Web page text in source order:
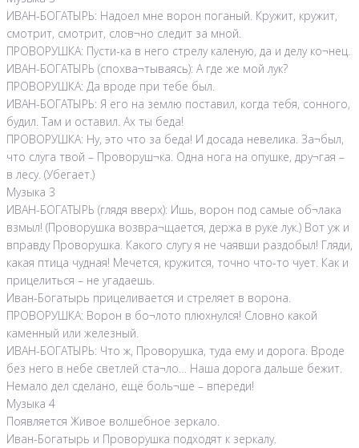
ИВАН-БОГАТЫРЬ: Надоел мне ворон поганый. Кружит, кружит,
смотрит, смотрит, слов¬но следит за мной.
ПРОВОРУШКА: Пусти-ка в него стрелу каленую, да и делу ко¬нец.
ИВАН-БОГАТЫРЬ (спохва¬тываясь): А где же мой лук?
ПРОВОРУШКА: Да вроде при тебе был.
ИВАН-БОГАТЫРЬ: Я его на землю поставил, когда тебя, сонного,
будил. Там и оставил. Ах ты беда!
ПРОВОРУШКА: Ну, это что за беда! И досада невелика. За¬был,
что слуга твой – Проворуш¬ка. Одна нога на опушке, дру¬гая –
в лесу. (Убегает.)
Музыка 3
ИВАН-БОГАТЫРЬ (глядя вверх): Ишь, ворон под самые об¬лака
взмыл! (Проворушка возвра¬щается, держа в руке лук.) Вот уж и
вправду Проворушка. Какого слугу я не чаявши раздобыл! Гляди,
какая птица чудная! Мечется, кружится, точно что-то чует. Как и
прицелиться – не угадаешь.
Иван-Богатырь прицеливается и стреляет в ворона.
ПРОВОРУШКА: Ворон в бо¬лото плюхнулся! Словно какой
каменный или железный.
ИВАН-БОГАТЫРЬ: Что ж, Проворушка, туда ему и дорога. Вроде
без него в небе светлей ста¬ло… Наша дорога дальше бежит.
Немало дел сделано, ещё боль¬ше – впереди!
Музыка 4
Появляется Живое волшебное зеркало.
Иван-Богатырь и Проворушка подходят к зеркалу.